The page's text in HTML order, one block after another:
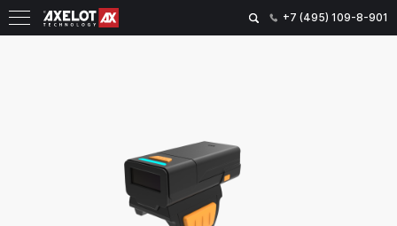
+7 (495) 109-8-901